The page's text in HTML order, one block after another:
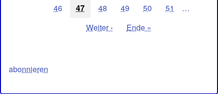
Seite
46
Aktuelle
47 Seite
48 Seite
49 Seite
50 Seite
51
…
Nächste
Weiter ›
Letzte
Ende »
abonnieren